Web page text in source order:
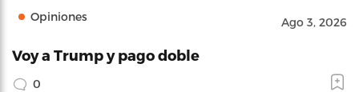
Opiniones Ago 3, 2026
Voy a Trump y pago doble
0